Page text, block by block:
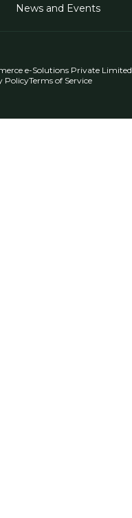
News and Events
e-Solutions Private
PolicyTerms of Service